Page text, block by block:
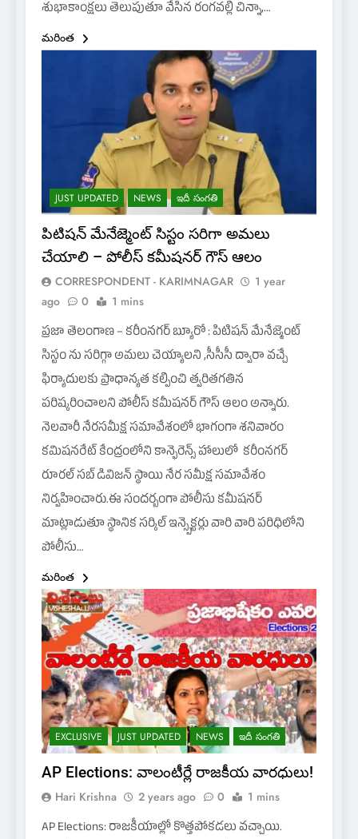
శుభాకాంక్షలు తెలుపుతూ వేసిన రంగవల్లి చిన్నా,…
మరింత
JUST UPDATED NEWS ఇదీ సంగతి
పిటిషన్ మేనేజ్మెంట్ సిస్టం సరిగా అమలు
చేయాలి – పోలీస్ కమీషనర్ గౌస్ ఆలం
CORRESPONDENT - KARIMNAGAR
1 year
ago
0 1 mins
ప్రజా తెలంగాణ – కరీంనగర్ బ్యూరో : పిటిషన్ మేనేజ్మెంట్
సిస్టం ను సరిగ్గా అమలు చెయ్యాలని ,సీసీసీ ద్వారా వచ్చే
ఫిర్యాదులకు ప్రాధాన్యత కల్పించి త్వరితగతిన
పరిష్కరించాలని పోలీస్ కమీషనర్ గౌస్ ఆలం అన్నారు.
నెలవారీ నేరసమీక్ష సమావేశంలో భాగంగా శనివారం
కమిషనరేట్ కేంద్రంలోని కాన్ఫెరెన్స్ హాలులో కరీంనగర్
రూరల్ సబ్ డివిజన్ స్థాయి నేర సమీక్ష సమావేశం
నిర్వహించారు.ఈ సందర్బంగా పోలీసు కమీషనర్
మాట్లాడుతూ స్థానిక సర్కిల్ ఇన్స్పెక్టర్లు వారి వారి పరిధిలోని
పోలీసు…
మరింత
EXCLUSIVE JUST UPDATED NEWS ఇదీ సంగతి
AP Elections: వాలంటీర్లే రాజకీయ వారధులు!
Hari Krishna 2 years ago 0 1 mins
AP Elections: రాజకీయాల్లో కొత్తపోకడలు వచ్చాయి.